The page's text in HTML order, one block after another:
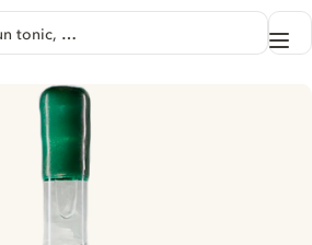
…
& GREEN TEA